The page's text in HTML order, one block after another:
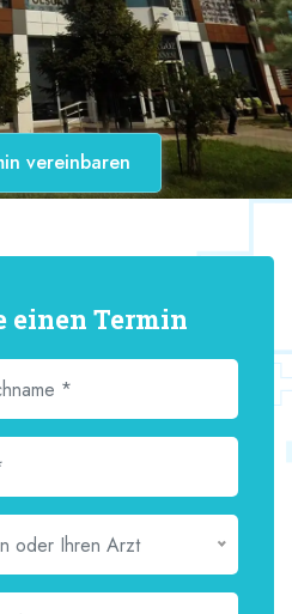
vereinbaren
einen Termin
oder Ihren Arzt